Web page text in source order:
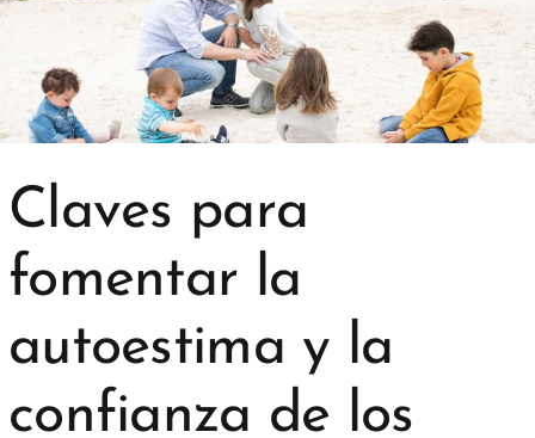
Claves para
fomentar la
autoestima y la
confianza de los